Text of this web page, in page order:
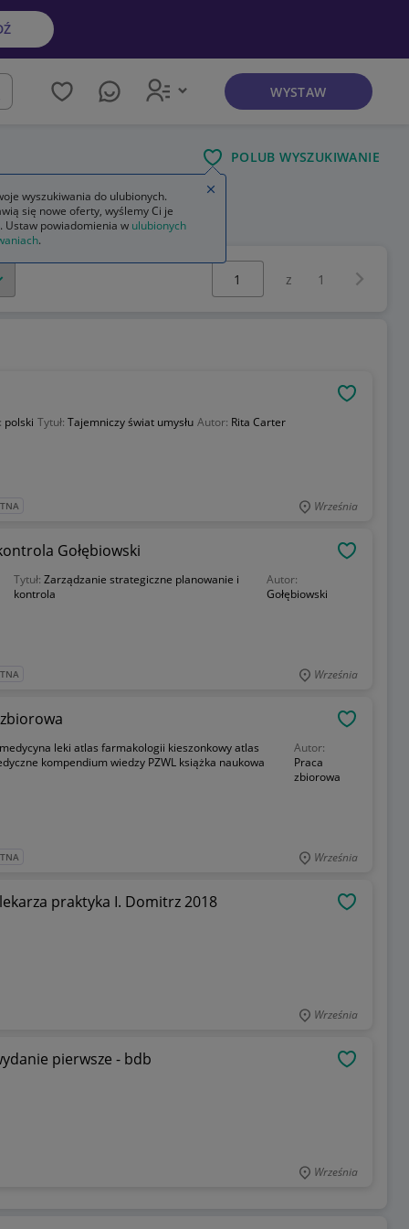
WYSTAW
POLUB WYSZUKIWANIE
Wybierz stronę:
z 1
polski Tytuł: Tajemniczy świat umysłu Autor: Rita Carter
Września
Gołębiowski
Tytuł:Zarządzanie strategiczne planowanie i
kontrola
Autor:
Gołębiowski
Września
leki atlas farmakologii kieszonkowy atlas
kompendium wiedzy PZWL książka naukowa
Autor:
Praca
zbiorowa
Września
praktyka I. Domitrz 2018
Września
pierwsze - bdb
Września
wyszukiwania do ulubionych.
się nowe oferty, wyślemy Ci je
Ustaw powiadomienia w ulubionych
.
Zamknij wskazówkę